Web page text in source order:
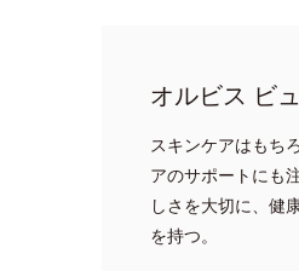
オルビス ビ
スキンケアはもち
アのサポートにも
しさを大切に、健
を持つ。